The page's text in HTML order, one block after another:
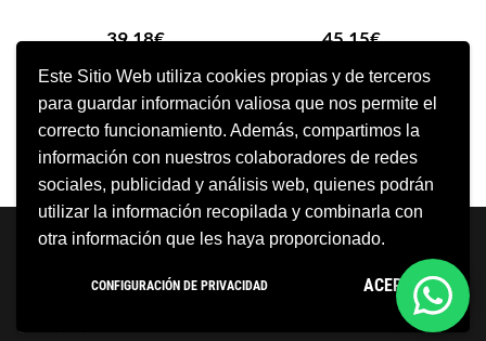
Este Sitio Web utiliza cookies propias y de terceros
para guardar información valiosa que nos permite el
correcto funcionamiento. Además, compartimos la
información con nuestros colaboradores de redes
sociales, publicidad y análisis web, quienes podrán
utilizar la información recopilada y combinarla con
otra información que les haya proporcionado.
CONFIGURACIÓN DE PRIVACIDAD ACEPTO
39,18€
AÑADIR AL CARRITO
45,15€
AÑADIR AL CARRITO
Neve | Funciona gracias a WordPress
Condiciones Generales